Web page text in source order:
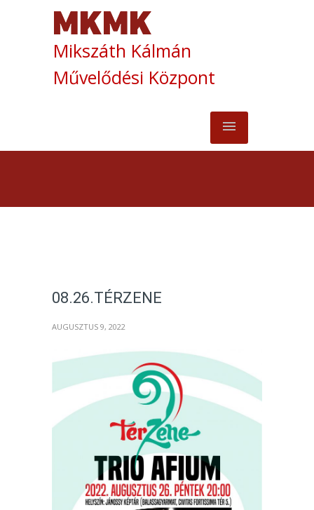
Mikszáth Kálmán
Művelődési Központ
08.26.TÉRZENE
AUGUSZTUS 9, 2022